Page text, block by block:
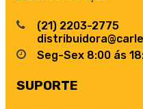
(21) 2203-2775
Seg-Sex 8:00 ás
SUPORTE